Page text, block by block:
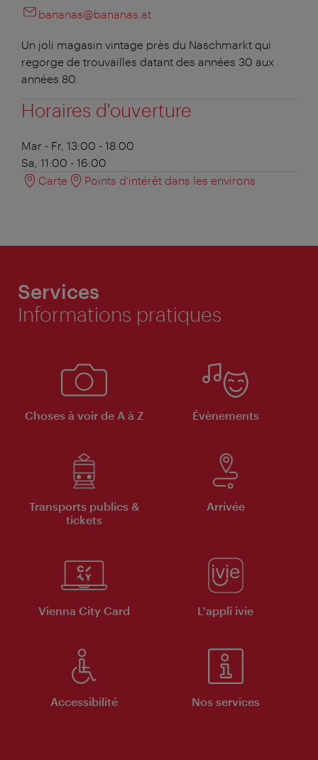
bananas@bananas.at
Un joli magasin vintage près du Naschmarkt qui
regorge de trouvailles datant des années 30 aux
années 80.
Horaires d'ouverture
Mar - Fr, 13:00 - 18:00
Sa, 11:00 - 16:00
Carte
Points d'intérêt dans les environs
Services
Informations pratiques
Choses à voir de A à Z Évènements
Transports publics &
tickets
Arrivée
Vienna City Card L'appli ivie
Accessibilité Nos services